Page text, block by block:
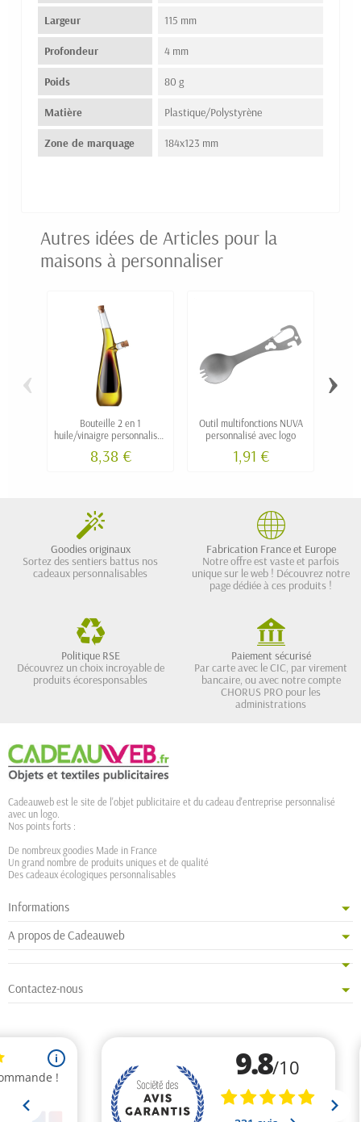
Largeur 115 mm
Profondeur 4 mm
Poids 80 g
Matière Plastique/Polystyrène
Zone de marquage 184x123 mm
Autres idées de Articles pour la
maisons à personnaliser
Bouteille 2 en 1
huile/vinaigre personnalisée
8,38 €
Outil multifonctions NUVA
personnalisé avec logo
1,91 €
‹ ›
Goodies originaux
Sortez des sentiers battus nos
cadeaux personnalisables
Fabrication France et Europe
Notre offre est vaste et parfois
unique sur le web ! Découvrez notre
page dédiée à ces produits !
Politique RSE
Découvrez un choix incroyable de
produits écoresponsables
Paiement sécurisé
Par carte avec le CIC, par virement
bancaire, ou avec notre compte
CHORUS PRO pour les
administrations
Cadeauweb est le site de l'objet publicitaire et du cadeau d'entreprise personnalisé
avec un logo.
Nos points forts :
De nombreux goodies Made in France
Un grand nombre de produits uniques et de qualité
Des cadeaux écologiques personnalisables
Informations
A propos de Cadeauweb
Contactez-nous